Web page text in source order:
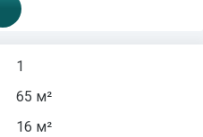
1
65 м²
16 м²